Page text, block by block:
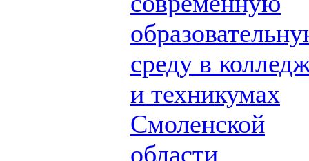
среду в
и техникумах
Смоленской
области